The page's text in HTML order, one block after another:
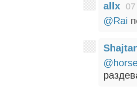
allx
@Rai